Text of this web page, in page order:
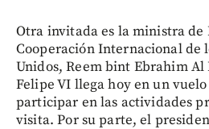
Otra invitada es la ministra de
Cooperación Internacional de
Unidos, Reem bint Ebrahim Al
Felipe VI llega hoy en un
participar en las actividades
visita. Por su parte, el